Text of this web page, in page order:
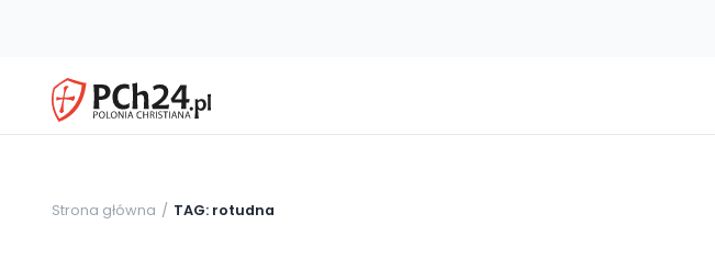
Strona główna TAG: rotudna